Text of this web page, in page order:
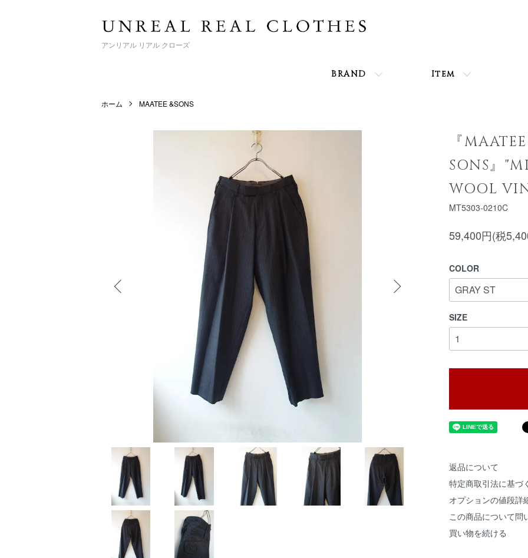
アンリアル リアル クローズ
BRAND Item
ホーム MAATEE &SONS
『
SONS』
WOOL
MT5303-0210C
59,400円(税
COLOR
SIZE
返品について
特定商取引法に基づ
オプションの値段詳
この商品について問
買い物を続ける